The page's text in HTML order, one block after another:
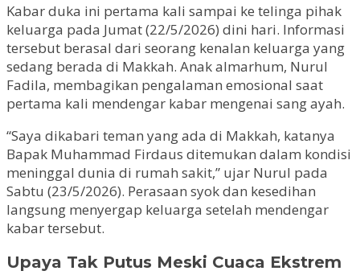
Kabar duka ini pertama kali sampai ke telinga pihak
keluarga pada Jumat (22/5/2026) dini hari. Informasi
tersebut berasal dari seorang kenalan keluarga yang
sedang berada di Makkah. Anak almarhum, Nurul
Fadila, membagikan pengalaman emosional saat
pertama kali mendengar kabar mengenai sang ayah.
“Saya dikabari teman yang ada di Makkah, katanya
Bapak Muhammad Firdaus ditemukan dalam kondisi
meninggal dunia di rumah sakit,” ujar Nurul pada
Sabtu (23/5/2026). Perasaan syok dan kesedihan
langsung menyergap keluarga setelah mendengar
kabar tersebut.
Upaya Tak Putus Meski Cuaca Ekstrem